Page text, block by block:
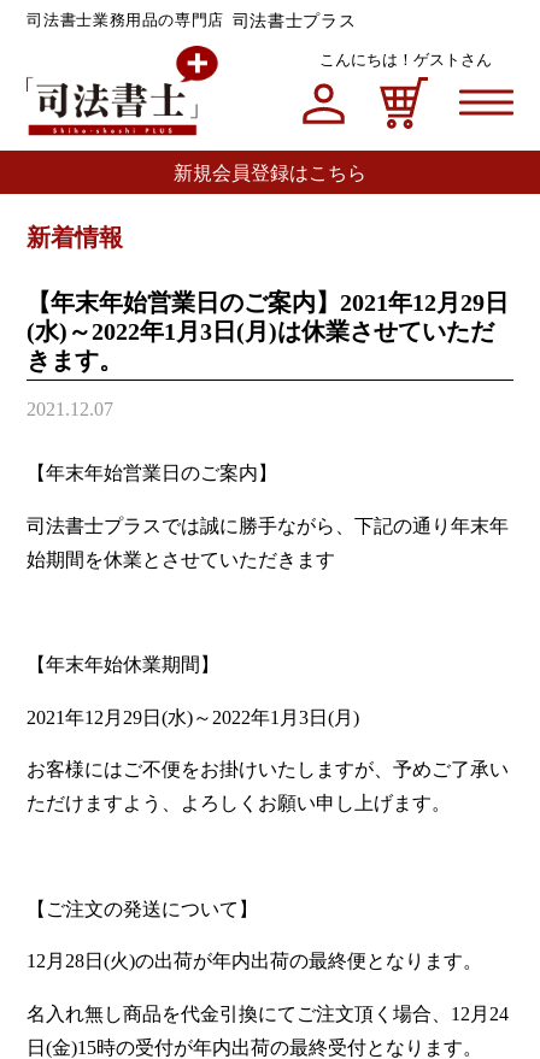
司法書士業務用品の専門店 司法書士プラス
こんにちは！ ゲストさん
マイページ カート
新規会員登録はこちら
新着情報
【年末年始営業日のご案内】2021年12月29日
(水)～2022年1月3日(月)は休業させていただ
きます。
2021.12.07
【年末年始営業日のご案内】
司法書士プラスでは誠に勝手ながら、下記の通り年末年
始期間を休業とさせていただきます
【年末年始休業期間】
2021年12月29日(水)～2022年1月3日(月)
お客様にはご不便をお掛けいたしますが、予めご了承い
ただけますよう、よろしくお願い申し上げます。
【ご注文の発送について】
12月28日(火)の出荷が年内出荷の最終便となります。
名入れ無し商品を代金引換にてご注文頂く場合、12月24
日(金)15時の受付が年内出荷の最終受付となります。